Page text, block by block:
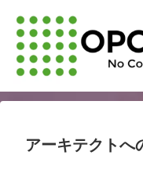
アーキテクト